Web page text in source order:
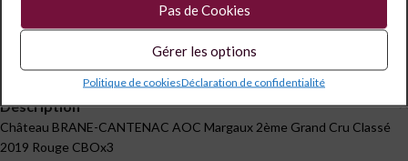
Pas de Cookies
Gérer les options
Politique de cookiesDéclaration de confidentialité
2.25 l
Description
Château BRANE-CANTENAC AOC Margaux 2ème Grand Cru Classé
2019 Rouge CBOx3